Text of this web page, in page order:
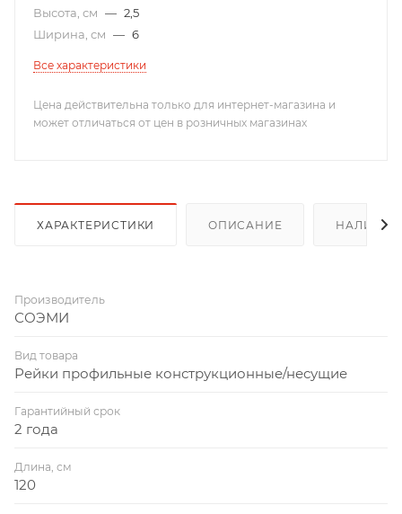
Высота, см — 2,5
Ширина, см — 6
Все характеристики
Цена действительна только для интернет-магазина и
может отличаться от цен в розничных магазинах
ХАРАКТЕРИСТИКИ ОПИСАНИЕ НАЛИЧИЕ
Производитель
СОЭМИ
Вид товара
Рейки профильные конструкционные/несущие
Гарантийный срок
2 года
Длина, см
120